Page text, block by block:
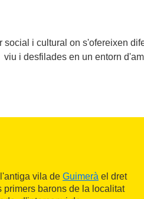
social i cultural on s'ofereixen
viu i desfilades en un entorn
vila de Guimerà el dret
primers barons de la localitat